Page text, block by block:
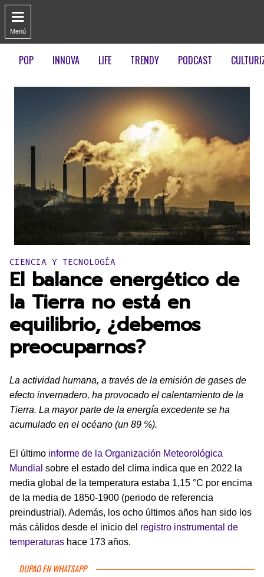

Menú
POP INNOVA LIFE TRENDY PODCAST
Publicado en:
CIENCIA Y TECNOLOGÍA
El balance energético de
la Tierra no está en
equilibrio, ¿debemos
preocuparnos?
La actividad humana, a través de la emisión de gases de
efecto invernadero, ha provocado el calentamiento de la
Tierra. La mayor parte de la energía excedente se ha
acumulado en el océano (un 89 %).
El último informe de la Organización Meteorológica
Mundial sobre el estado del clima indica que en 2022 la
media global de la temperatura estaba 1,15 °C por encima
de la media de 1850-1900 (periodo de referencia
preindustrial). Además, los ocho últimos años han sido los
más cálidos desde el inicio del registro instrumental de
temperaturas hace 173 años.
DUPAO EN WHATSAPP